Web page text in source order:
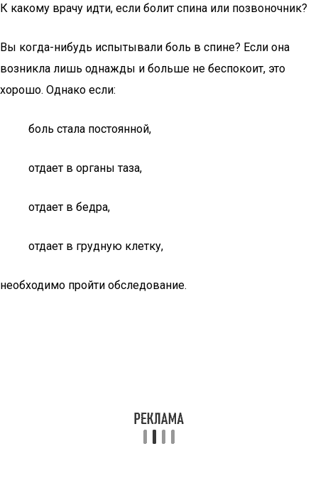
К какому врачу идти, если болит спина или позвоночник?
Вы когда-нибудь испытывали боль в спине? Если она
возникла лишь однажды и больше не беспокоит, это
хорошо. Однако если:
боль стала постоянной,
отдает в органы таза,
отдает в бедра,
отдает в грудную клетку,
необходимо пройти обследование.